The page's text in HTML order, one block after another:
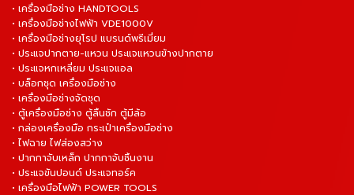
• เครื่องมือช่าง HANDTOOLS
• เครื่องมือช่างไฟฟ้า VDE1000V
• เครื่องมือช่างยุโรป แบรนด์พรีเมี่ยม
• ประแจปากตาย-แหวน ประแจแหวนข้างปากตาย
• ประแจหกเหลี่ยม ประแจแอล
• บล็อกชุด เครื่องมือช่าง
• เครื่องมือช่างจัดชุด
• ตู้เครื่องมือช่าง ตู้ลิ้นชัก ตู้มีล้อ
• กล่องเครื่องมือ กระเป๋าเครื่องมือช่าง
• ไฟฉาย ไฟส่องสว่าง
• ปากกาจับเหล็ก ปากกาจับชิ้นงาน
• ประแจขันปอนด์ ประแจทอร์ค
• เครื่องมือไฟฟ้า POWER TOOLS